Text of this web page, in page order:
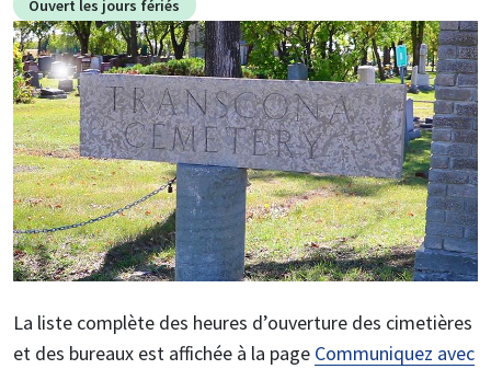
Ouvert les jours fériés
Image
La liste complète des heures d’ouverture des cimetières
et des bureaux est affichée à la page Communiquez avec